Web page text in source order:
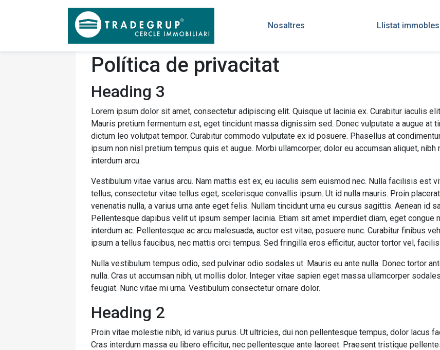
Nosaltres Llistat immobles
Política de privacitat
Heading 3
Lorem ipsum dolor sit amet, consectetur adipiscing elit. Quisque ut lacinia ex. Curabitur iaculis
Mauris pretium fermentum est, eget tincidunt massa dignissim sed. Donec vulputate a augue at
dictum leo volutpat tempor. Curabitur commodo vulputate ex id posuere. Phasellus at
ipsum non nisl pretium tempus quis et augue. Morbi ullamcorper, dolor eu accumsan aliquet,
interdum arcu.
Vestibulum vitae varius arcu. Nam mattis est ex, eu iaculis sem euismod nec. Nulla facilisis est
tellus, consectetur vitae tellus eget, scelerisque convallis ipsum. Ut id nulla mauris. Proin
venenatis nulla, a varius urna ante eget felis. Nullam tincidunt urna eu cursus sagittis. Aenean id
Pellentesque dapibus velit ut ipsum semper lacinia. Etiam sit amet imperdiet diam, eget congue
interdum ac. Pellentesque ac arcu malesuada, auctor est vitae, posuere nunc. Curabitur finibus
ipsum a tellus faucibus, nec mattis orci tempus. Sed fringilla eros efficitur, auctor tortor vel,
Nulla vestibulum tempus odio, sed pulvinar odio sodales ut. Mauris eu ante nulla. Donec tortor
nulla. Cras ut accumsan nibh, ut mollis dolor. Integer vitae sapien eget massa ullamcorper
feugiat. Nunc vitae mi urna. Vestibulum consectetur ornare dolor.
Heading 2
Proin vitae molestie nibh, id varius purus. Ut ultricies, dui non pellentesque tempus, dolor lacus
Cras interdum massa eu libero efficitur, nec pellentesque ante laoreet. Praesent tristique